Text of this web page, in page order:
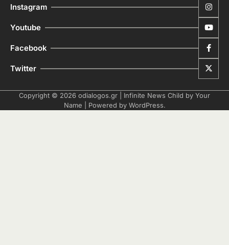
Instagram
Youtube
Facebook
Twitter
Copyright © 2026 odialogos.gr | Infinite News Child by Your
Name | Powered by WordPress.